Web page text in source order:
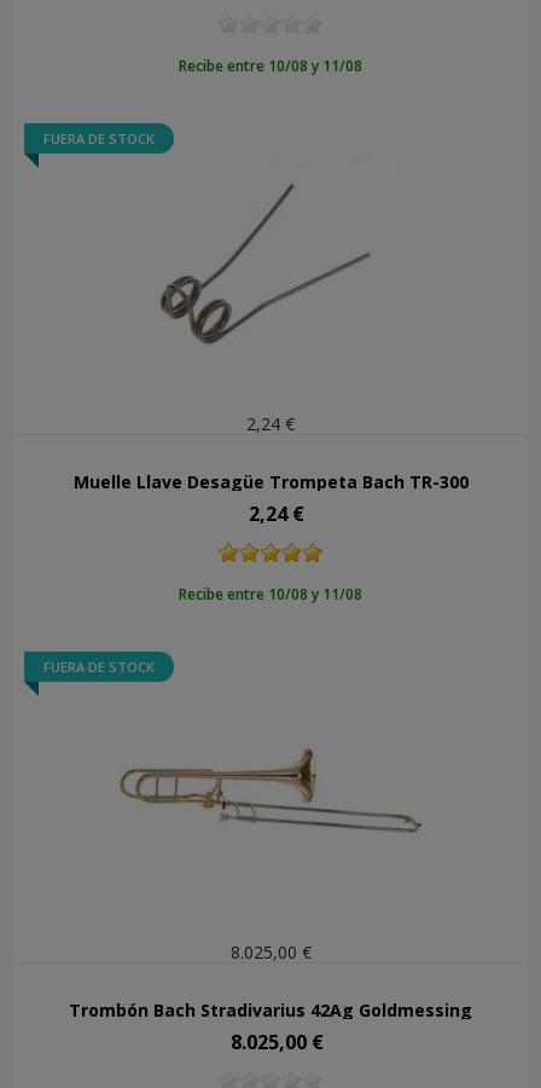
Recibe entre 10/08 y 11/08
FUERA DE STOCK
2,24 €
Muelle Llave Desagüe Trompeta Bach TR-300
Precio
2,24 €
Recibe entre 10/08 y 11/08
FUERA DE STOCK
8.025,00 €
Trombón Bach Stradivarius 42Ag Goldmessing
Precio
8.025,00 €